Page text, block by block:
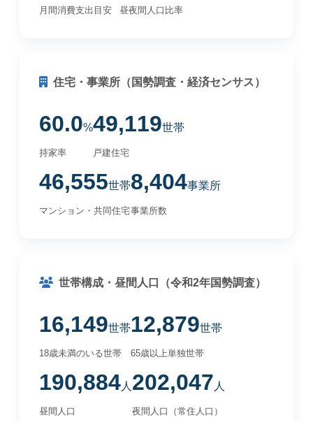
月間消費支出目安 昼夜間人口比率
住宅・事業所（国勢調査・経済センサス）
60.0%
持家率
49,119世帯
戸建住宅
46,555世帯
マンション・共同住宅
8,404事業所
事業所数
世帯構成・昼間人口（令和2年国勢調査）
16,149世帯
18歳未満のいる世帯
12,879世帯
65歳以上単独世帯
190,884人
昼間人口
202,047 人
夜間人口（常住人口）